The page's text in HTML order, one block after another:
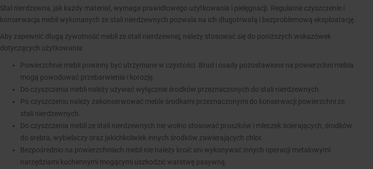
Stal nierdzewna, jak każdy materiał, wymaga prawidłowego użytkowania i pielęgnacji. Regularne czyszczenie i
konserwacja mebli wykonanych ze stali nierdzewnych pozwala na ich długotrwałą i bezproblemową eksploatację.
Aby zapewnić długą żywotność mebli ze stali nierdzewnej, należy stosować się do poniższych wskazówek
dotyczących użytkowania:
Powierzchnie mebli powinny być utrzymane w czystości. Brud i osady pozostawione na powierzchni mebla
mogą powodować przebarwienia i korozję.
Do czyszczenia mebli należy używać wyłącznie środków przeznaczonych do stali nierdzewnych.
Po czyszczeniu należy zakonserwować meble środkami przeznaczonymi do konserwacji powierzchni ze
stali nierdzewnych.
Do czyszczenia mebli ze stali nierdzewnych nie wolno stosować proszków i mleczek ścierających, środków
do srebra, wybielaczy oraz jakichkolwiek innych środków zawierających chlor.
Bezpośrednio na powierzchniach mebli nie należy kroić ani wykonywać innych operacji metalowymi
narzędziami kuchennymi mogącymi uszkodzić warstwę pasywną.